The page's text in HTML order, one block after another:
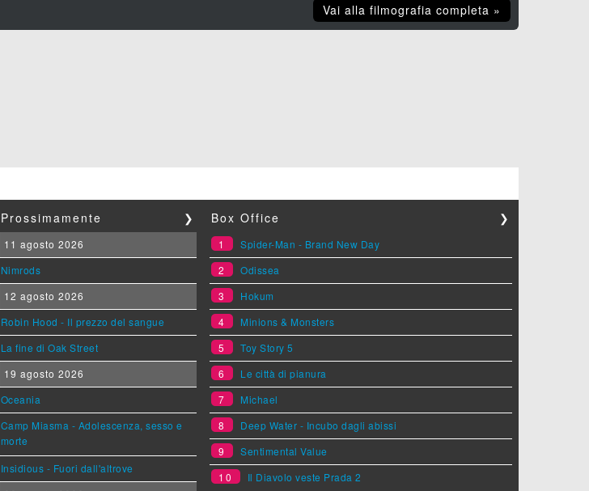
Vai alla filmografia completa »
Prossimamente ❯
11 agosto 2026
Nimrods
12 agosto 2026
Robin Hood - Il prezzo del sangue
La fine di Oak Street
19 agosto 2026
Oceania
Camp Miasma - Adolescenza, sesso e
morte
Insidious - Fuori dall'altrove
Box Office ❯
1
Spider-Man - Brand New Day
2
Odissea
3
Hokum
4
Minions & Monsters
5
Toy Story 5
6
Le città di pianura
7
Michael
8
Deep Water - Incubo dagli abissi
9
Sentimental Value
10
Il Diavolo veste Prada 2